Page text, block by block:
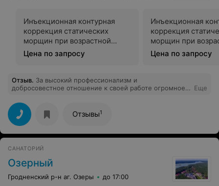
Инъекционная контурная
коррекция статических
морщин при возрастной
атрофии кожи шеи
Цена по запросу
Инъекционная
коррекция
морщин при
атрофии кожи
области
Цена по запросу
Отзыв. За высокий профессионализм и
добросовестное отношение к своей работе огромное
за хорошее отношение хочу поблагодарить персонал
центра!
Еще
Отзывы1
САНАТОРИЙ
Озерный
Гродненский р-н аг. Озеры до 17:00